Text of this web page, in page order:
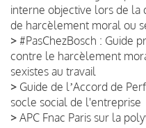
interne objective lors de la
de harcèlement moral ou
> #PasChezBosch : Guide
contre le harcèlement
sexistes au travail
> Guide de lʼAccord de
socle social de l'entreprise
> APC Fnac Paris sur la